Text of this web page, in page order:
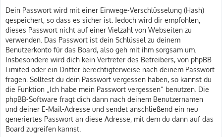
Dein Passwort wird mit einer Einwege-Verschlüsselung (Hash)
gespeichert, so dass es sicher ist. Jedoch wird dir empfohlen,
dieses Passwort nicht auf einer Vielzahl von Webseiten zu
verwenden. Das Passwort ist dein Schlüssel zu deinem
Benutzerkonto für das Board, also geh mit ihm sorgsam um.
Insbesondere wird dich kein Vertreter des Betreibers, von phpBB
Limited oder ein Dritter berechtigterweise nach deinem Passwort
fragen. Solltest du dein Passwort vergessen haben, so kannst du
die Funktion „Ich habe mein Passwort vergessen“ benutzen. Die
phpBB-Software fragt dich dann nach deinem Benutzernamen
und deiner E-Mail-Adresse und sendet anschließend ein neu
generiertes Passwort an diese Adresse, mit dem du dann auf das
Board zugreifen kannst.